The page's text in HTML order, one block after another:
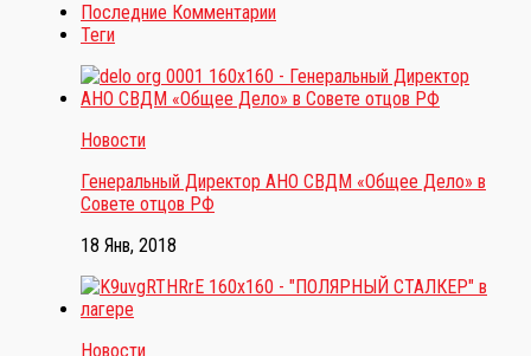
Последние Комментарии
Теги
Новости
Генеральный Директор АНО СВДМ «Общее Дело» в
Совете отцов РФ
18 Янв, 2018
Новости